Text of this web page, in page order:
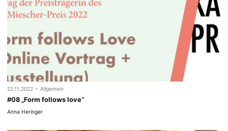
22.11.2022 - Allgemein
#08 „Form follows love“
Anna Heringer